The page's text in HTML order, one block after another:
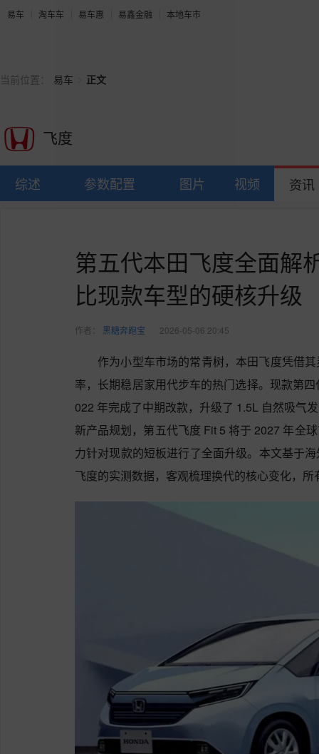
易车 淘车车 易车惠 易鑫金融 本地车市
当前位置： 易车 正文
飞度
综述 参数配置 图片 视频 资讯
第五代本田飞度全面解
比现款车型的硬核升级
作者： 黑糖奔跑宝 2026-05-06 20:45
作为小型车市场的常青树，本田飞度凭借
率，长期稳居家用代步车的热门选择。现款第
022 年完成了中期改款，升级了 1.5L 自然吸气
新产品规划，第五代飞度 Fit 5 将于 2027 年全
力针对现款的短板进行了全面升级。本文基于
飞度的实测数据，客观梳理换代的核心变化，